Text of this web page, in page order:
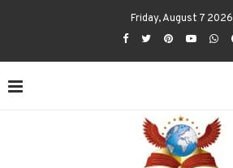
Friday, August 7 2026